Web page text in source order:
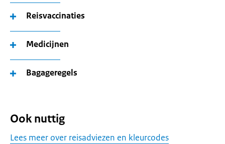
Reisvaccinaties
Medicijnen
Bagageregels
Ook nuttig
Lees meer over reisadviezen en kleurcodes